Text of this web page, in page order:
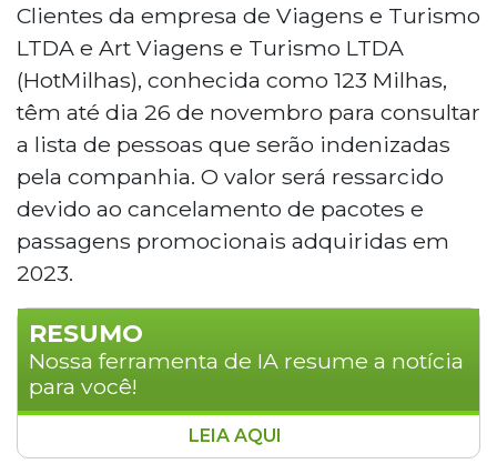
Clientes da empresa de Viagens e Turismo
LTDA e Art Viagens e Turismo LTDA
(HotMilhas), conhecida como 123 Milhas,
têm até dia 26 de novembro para consultar
a lista de pessoas que serão indenizadas
pela companhia. O valor será ressarcido
devido ao cancelamento de pacotes e
passagens promocionais adquiridas em
2023.
RESUMO
Nossa ferramenta de IA resume a notícia
para você!
A 123 milhas, empresa de Viagens e
LEIA AQUI